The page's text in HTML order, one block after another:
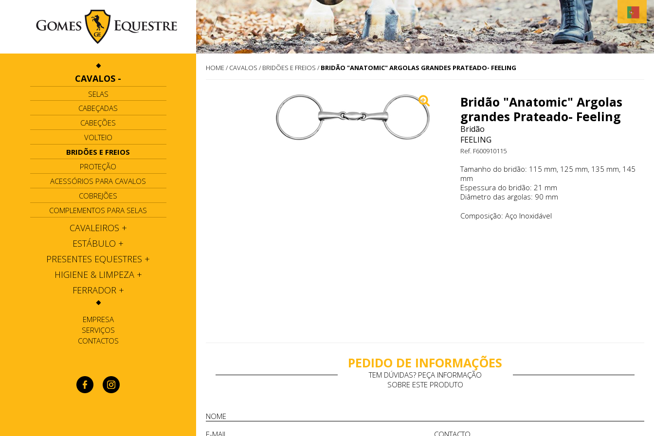
CAVALOS -
SELAS
CABEÇADAS
CABEÇÕES
VOLTEIO
BRIDÕES E FREIOS
PROTEÇÃO
ACESSÓRIOS PARA CAVALOS
COBREJÕES
COMPLEMENTOS PARA SELAS
CAVALEIROS +
ESTÁBULO +
PRESENTES EQUESTRES +
HIGIENE & LIMPEZA +
FERRADOR +
EMPRESA
SERVIÇOS
CONTACTOS
HOME/ CAVALOS / BRIDÕES E FREIOS / BRIDÃO "ANATOMIC" ARGOLAS GRANDES PRATEADO- FEELING
Bridão "Anatomic" Argolas
grandes Prateado- Feeling
Bridão
FEELING
Ref. F600910115
Tamanho do bridão: 115 mm, 125 mm, 135 mm, 145
mm
Espessura do bridão: 21 mm
Diâmetro das argolas: 90 mm
Composição: Aço Inoxidável
PEDIDO DE INFORMAÇÕES
TEM DÚVIDAS? PEÇA INFORMAÇÃO
SOBRE ESTE PRODUTO